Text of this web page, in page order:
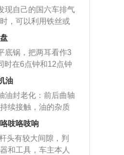
市场。
现自己的国六车排气
，可以利用铁丝或
物给取出来，如果
也可以采取应急措
利用木棍将所有的
的位置处，然后将
就可以将堵塞的东
因为积碳过多引起
元催化器泡在草酸
到解决，将清洗剂
油混合后，车辆启
一起进入到燃烧
底锅，把两耳看作3
时在6点钟和12点钟
、双手握住
同样也要打相同的
后强调要反复练
肌肉记忆，在真实
记忆也能打好方
油
油封老化：前后曲轴
续接触，油的杂质
变化使其密封效果
或漏油。<&list>2、
会使活塞环与缸体
吱咯吱响
头有较大间隙，判
和工具，车主本人